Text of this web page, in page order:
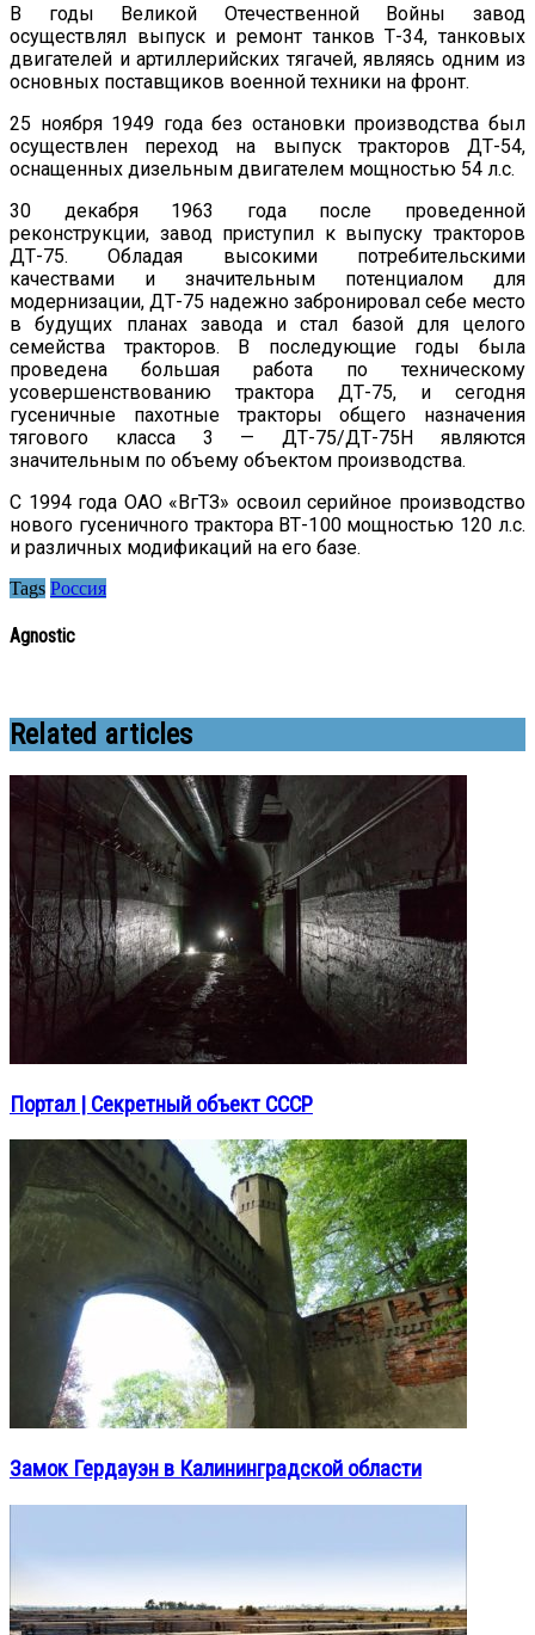
В годы Великой Отечественной Войны завод
осуществлял выпуск и ремонт танков Т-34, танковых
двигателей и артиллерийских тягачей, являясь одним из
основных поставщиков военной техники на фронт.
25 ноября 1949 года без остановки производства был
осуществлен переход на выпуск тракторов ДТ-54,
оснащенных дизельным двигателем мощностью 54 л.с.
30 декабря 1963 года после проведенной
реконструкции, завод приступил к выпуску тракторов
ДТ-75. Обладая высокими потребительскими
качествами и значительным потенциалом для
модернизации, ДТ-75 надежно забронировал себе место
в будущих планах завода и стал базой для целого
семейства тракторов. В последующие годы была
проведена большая работа по техническому
усовершенствованию трактора ДТ-75, и сегодня
гусеничные пахотные тракторы общего назначения
тягового класса 3 — ДТ-75/ДТ-75Н являются
значительным по объему объектом производства.
C 1994 года ОАО «ВгТЗ» освоил серийное производство
нового гусеничного трактора ВТ-100 мощностью 120 л.с.
и различных модификаций на его базе.
Tags Россия
Agnostic
Related articles
Портал | Секретный объект СССР
Замок Гердауэн в Калининградской области